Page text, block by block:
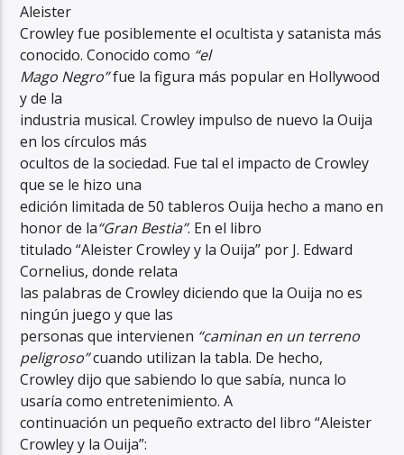
Aleister
Crowley fue posiblemente el ocultista y satanista más
conocido. Conocido como “el
Mago Negro”fue la figura más popular en Hollywood
y de la
industria musical. Crowley impulso de nuevo la Ouija
en los círculos más
ocultos de la sociedad. Fue tal el impacto de Crowley
que se le hizo una
edición limitada de 50 tableros Ouija hecho a mano en
honor de la“Gran Bestia”. En el libro
titulado “Aleister Crowley y la Ouija” por J. Edward
Cornelius, donde relata
las palabras de Crowley diciendo que la Ouija no es
ningún juego y que las
personas que intervienen “caminan en un terreno
peligroso”cuando utilizan la tabla. De hecho,
Crowley dijo que sabiendo lo que sabía, nunca lo
usaría como entretenimiento. A
continuación un pequeño extracto del libro “Aleister
Crowley y la Ouija”: